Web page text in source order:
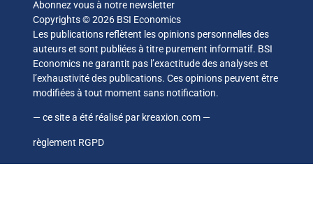
Abonnez vous à notre newsletter
Copyrights © 2026 BSI Economics
Les publications reflètent les opinions personnelles des
auteurs et sont publiées à titre purement informatif. BSI
Economics ne garantit pas l’exactitude des analyses et
l’exhaustivité des publications. Ces opinions peuvent être
modifiées à tout moment sans notification.
— ce site a été réalisé par kreaxion.com —
règlement RGPD